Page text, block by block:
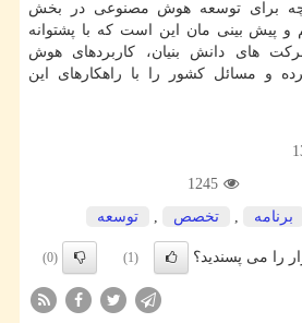
برای توسعه هوش مصنوعی در بخش
و پیش بینی مان این است که با پشتوانه
های دانش بنیان، کاربردهای هوش
و مسائل کشور را با راهکارهای این
1245
برنامه تخصص توسعه
را می پسندید؟ (1)
(0)